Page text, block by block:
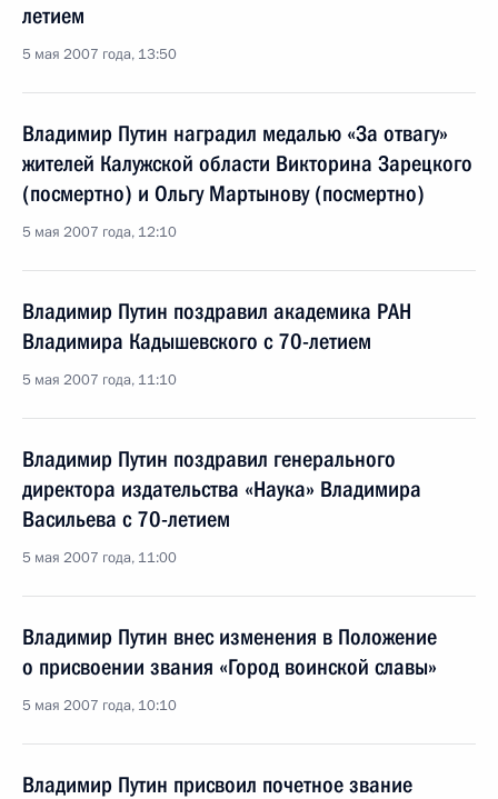
летием
5 мая 2007 года, 13:50
Владимир Путин наградил медалью «За отвагу»
жителей Калужской области Викторина Зарецкого
(посмертно) и Ольгу Мартынову (посмертно)
5 мая 2007 года, 12:10
Владимир Путин поздравил академика РАН
Владимира Кадышевского с 70-летием
5 мая 2007 года, 11:10
Владимир Путин поздравил генерального
директора издательства «Наука» Владимира
Васильева с 70-летием
5 мая 2007 года, 11:00
Владимир Путин внес изменения в Положение
о присвоении звания «Город воинской славы»
5 мая 2007 года, 10:10
Владимир Путин присвоил почетное звание